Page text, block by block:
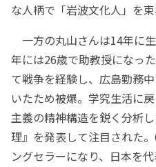
な人柄で「岩波文化人」を束
一方の丸山さんは14年に
年には26歳で助教授になっ
て戦争を経験し、広島勤務
いたため被爆。学究生活に
主義の精神構造を鋭く分析
理』を発表して注目された
ングセラーになり、日本を